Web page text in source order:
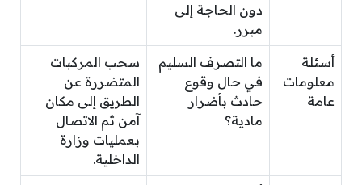
دون الحاجة إلى
مبرر.
أسئلة
معلومات
عامة
ما التصرف السليم
في حال وقوع
حادث بأضرار
مادية؟
سحب المركبات
المتضررة عن
الطريق إلى مكان
آمن ثم الاتصال
بعمليات وزارة
الداخلية.